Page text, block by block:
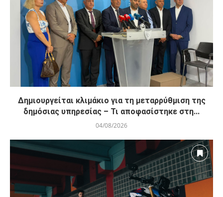
Δημιουργείται κλιμάκιο για τη μεταρρύθμιση της
δημόσιας υπηρεσίας – Τι αποφασίστηκε στη...
04/08/2026